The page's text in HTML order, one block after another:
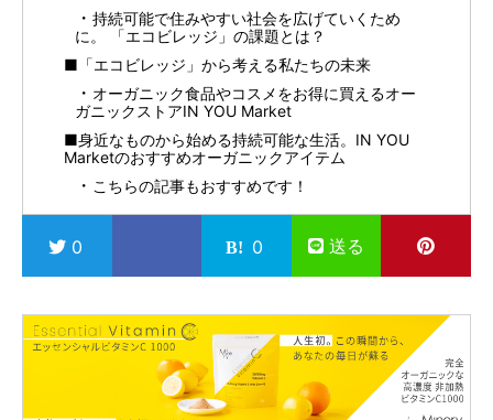
持続可能で住みやすい社会を広げていくため
に。 「エコビレッジ」の課題とは？
■「エコビレッジ」から考える私たちの未来
オーガニック食品やコスメをお得に買えるオー
ガニックストアIN YOU Market
■身近なものから始める持続可能な生活。IN YOU
Marketのおすすめオーガニックアイテム
こちらの記事もおすすめです！
0 0 送る